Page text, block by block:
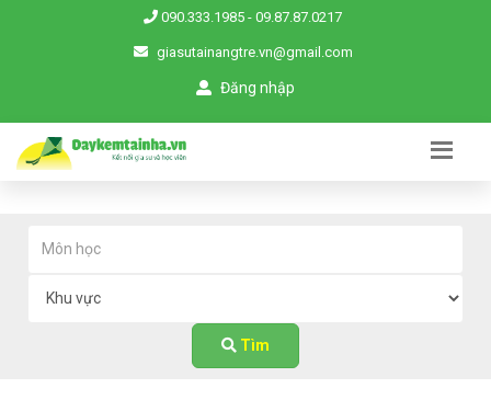
090.333.1985 - 09.87.87.0217
giasutainangtre.vn@gmail.com
Đăng nhập
Tìm